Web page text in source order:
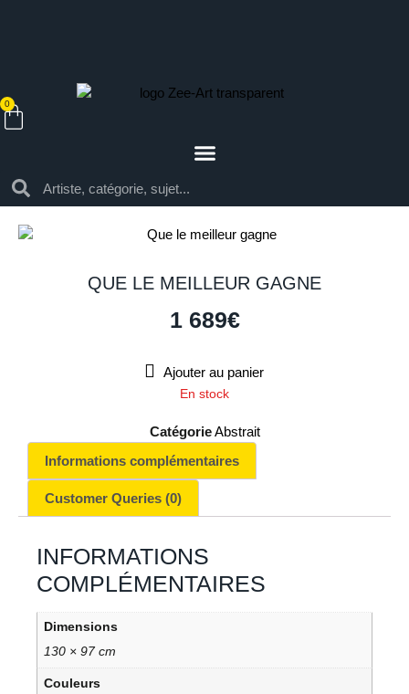
0
QUE LE MEILLEUR GAGNE
1 689€
Ajouter au panier
En stock
Catégorie Abstrait
Informations complémentaires
Customer Queries (0)
INFORMATIONS
COMPLÉMENTAIRES
Dimensions
130 × 97 cm
Couleurs